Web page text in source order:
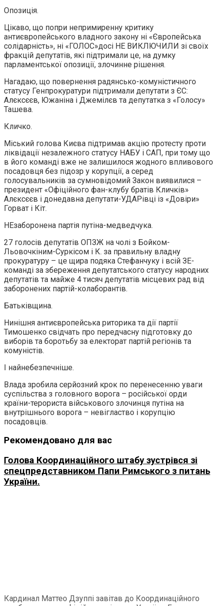
Опозиція.
Цікаво, що попри непримиренну критику
антиєвропейського владного закону ні «Європейська
солідарність», ні «ГОЛОС»досі НЕ ВИКЛЮЧИЛИ зі своїх
фракцій депутатів, які підтримали це, на думку
парламентської опозиції, злочинне рішення.
Нагадаю, що повернення радянсько-комуністичного
статусу Генпрокуратури підтримали депутати з ЄС:
Алєксєєв, Южаніна і Джемілєв та депутатка з «Голосу»
Ташева.
Кличко.
Міський голова Києва підтримав акцію протесту проти
ліквідації незалежного статусу НАБУ і САП, при тому що
в його команді вже не залишилося жодного впливового
посадовця без підозр у корупції, а серед
голосувальників за сумновідомий Закон виявилися –
президент «Офіційного фан-клубу братів Кличків»
Алєксєєв і донедавна депутати-УДАРівці із «Довіри»
Горват і Кіт.
НЕзаборонена партія путіна-медведчука.
27 голосів депутатів ОПЗЖ на чолі з Бойком-
Льовочкіним-Суркісом і К. за правильну владну
прокуратуру – це щира подяка Стефанчуку і всій ЗЕ-
команді за збереження депутатського статусу народних
депутатів та майже 4 тисяч депутатів місцевих рад від
заборонених партій-колаборантів.
Батьківщина.
Нинішня антиєвропейська риторика та дії партії
Тимошенко свідчать про передчасну підготовку до
виборів та боротьбу за електорат партій регіонів та
комуністів.
І найнебезпечніше.
Влада зробила серйозний крок по перенесенню уваги
суспільства з головного ворога – російської орди
країни-терориста військового злочинця путіна на
внутрішнього ворога – невігластво і корупцію
посадовців.
Рекомендовано для вас
Голова Координаційного штабу зустрівся зі
спецпредставником Папи Римського з питань
України.
Кардинал Маттео Дзуппі завітав до Координаційного